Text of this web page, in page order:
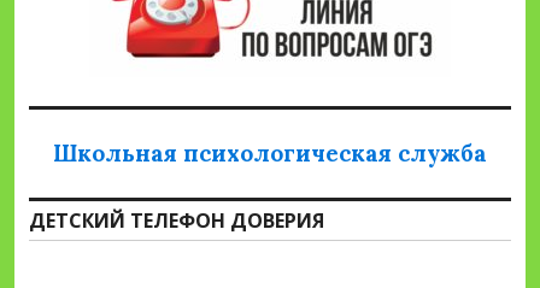
Школьная психологическая служба
ДЕТСКИЙ ТЕЛЕФОН ДОВЕРИЯ